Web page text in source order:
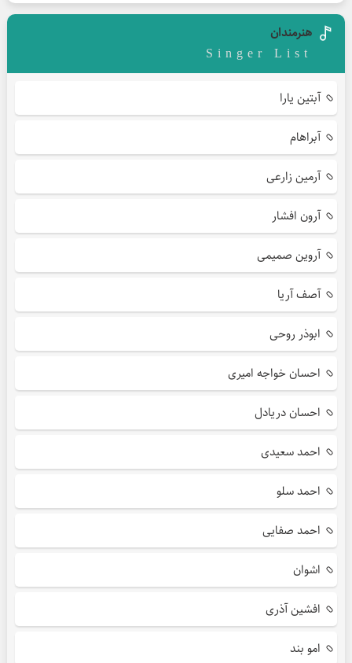
هنرمندان
Singer List
آبتین یارا
آبراهام
آرمین زارعی
آرون افشار
آروین صمیمی
آصف آریا
ابوذر روحی
احسان خواجه امیری
احسان دریادل
احمد سعیدی
احمد سلو
احمد صفایی
اشوان
افشین آذری
امو بند